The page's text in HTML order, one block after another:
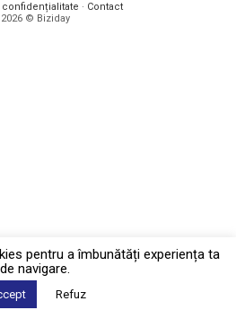
· Contact
2026 © Biziday
pentru a îmbunătăți experiența ta
de navigare.
Refuz